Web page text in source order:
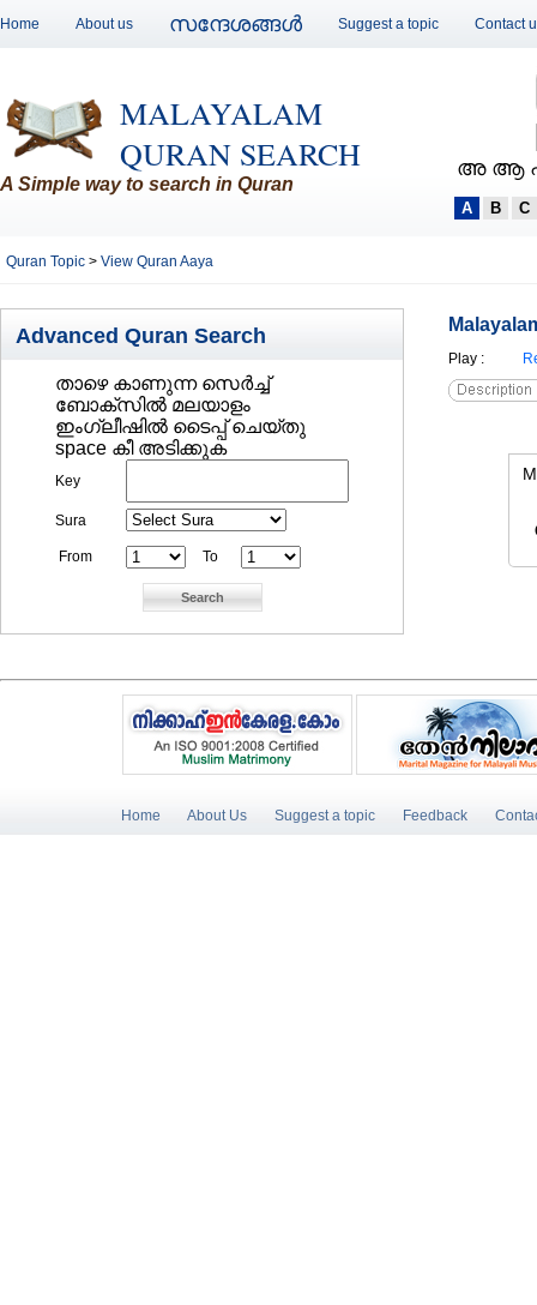
Home About us സന്ദേശങ്ങള്‍ Suggest a topic Contact
MALAYALAM
QURAN SEARCH
A Simple way to search in Quran
അ ആ
A B C
Quran Topic > View Quran Aaya
Advanced Quran Search
താഴെ കാണുന്ന സെര്‍ച്ച്‌
ബോക്സില്‍ മലയാളം
ഇംഗ്ലീഷില്‍ ടൈപ്പ് ചെയ്തു
space കീ അടിക്കുക
Key
Sura
From To
Play :
Home About Us Suggest a topic Feedback